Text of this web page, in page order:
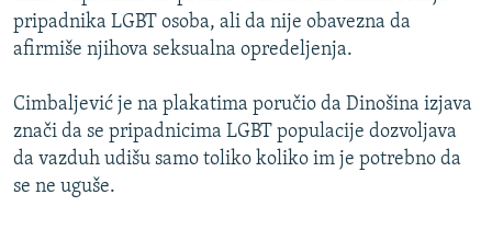
VIŠE OD NASLOVA
POPLAVE I KLIZIŠTA U BIH 2024.
TV LIBERTY
POST SCRIPTUM
PRATITE NAS
Sve RFE/RL stranice
pripadnika LGBT osoba, ali da nije obavezna da
afirmiše njihova seksualna opredeljenja.
Cimbaljević je na plakatima poručio da Dinošina izjava
znači da se pripadnicima LGBT populacije dozvoljava
da vazduh udišu samo toliko koliko im je potrebno da
se ne uguše.